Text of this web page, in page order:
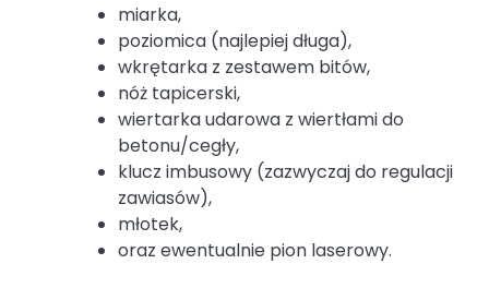
miarka,
poziomica (najlepiej długa),
wkrętarka z zestawem bitów,
nóż tapicerski,
wiertarka udarowa z wiertłami do
betonu/cegły,
klucz imbusowy (zazwyczaj do regulacji
zawiasów),
młotek,
oraz ewentualnie pion laserowy.